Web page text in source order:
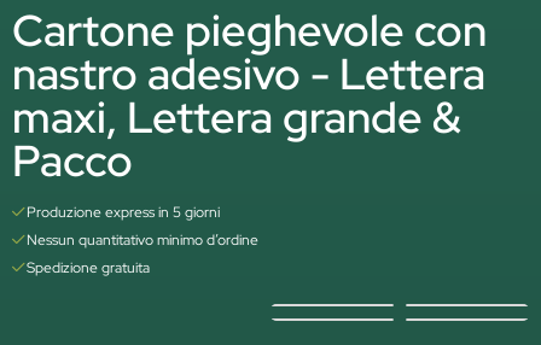
Cartone pieghevole con
nastro adesivo - Lettera
maxi, Lettera grande &
Pacco
Produzione express in 5 giorni
Nessun quantitativo minimo d’ordine
Spedizione gratuita